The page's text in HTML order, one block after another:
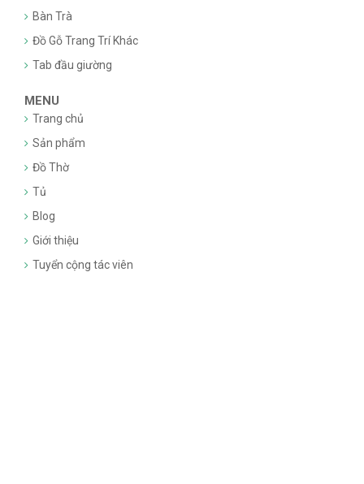
Bàn Trà
Đồ Gỗ Trang Trí Khác
Tab đầu giường
MENU
Trang chủ
Sản phẩm
Đồ Thờ
Tủ
Blog
Giới thiệu
Tuyển cộng tác viên